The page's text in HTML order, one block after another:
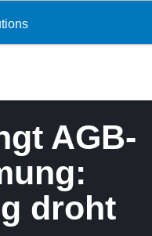
AGB-
droht